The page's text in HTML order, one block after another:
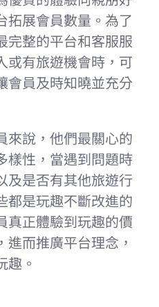
拓展會員數量。為了
完整的平台和客服服
或有旅遊機會時，可
會員及時知曉並充分
來說，他們最關心的
樣性，當遇到問題時
及是否有其他旅遊行
都是玩趣不斷改進的
真正體驗到玩趣的價
進而推廣平台理念，
趣。